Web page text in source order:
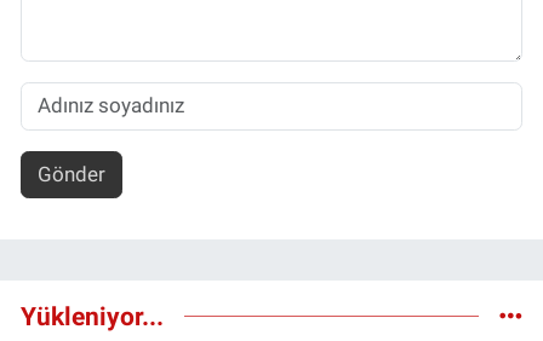
Gönder
Yükleniyor...